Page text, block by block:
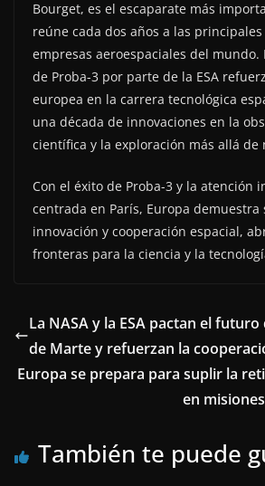
Bourget, es el escaparate más
reúne cada dos años a las principales
empresas aeroespaciales del mundo.
de Proba-3 por parte de la ESA
europea en la carrera tecnológica
una década de innovaciones en la
científica y la exploración más allá de
Con el éxito de Proba-3 y la atención
centrada en París, Europa demuestra
innovación y cooperación espacial,
fronteras para la ciencia y la
La NASA y la ESA pactan el
de Marte y refuerzan la
Europa se prepara para suplir la
en
También te puede